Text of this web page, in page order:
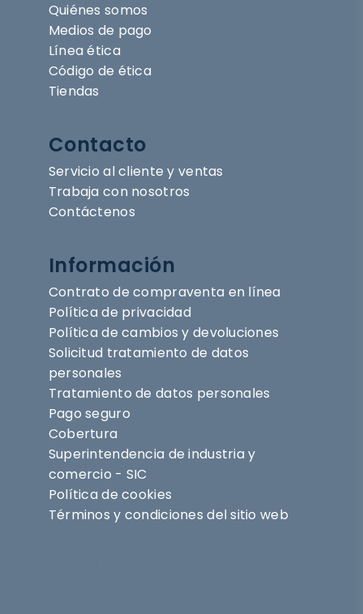
Quiénes somos
Medios de pago
Línea ética
Código de ética
Tiendas
Contacto
Servicio al cliente y ventas
Trabaja con nosotros
Contáctenos
Información
Contrato de compraventa en línea
Política de privacidad
Política de cambios y devoluciones
Solicitud tratamiento de datos
personales
Tratamiento de datos personales
Pago seguro
Cobertura
Superintendencia de industria y
comercio - SIC
Política de cookies
Términos y condiciones del sitio web